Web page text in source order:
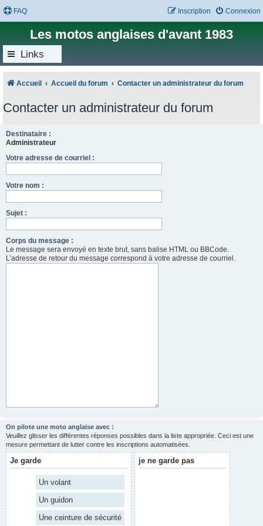
FAQ Connexion
Inscription
Les motos anglaises d'avant 1983
Links
Accueil Accueil du forum Contacter un administrateur du forum
Contacter un administrateur du forum
Destinataire :
Administrateur
Votre adresse de courriel :
Votre nom :
Sujet :
Corps du message :
Le message sera envoyé en texte brut, sans balise HTML ou BBCode.
L’adresse de retour du message correspond à votre adresse de courriel.
On pilote une moto anglaise avec :
Veuillez glisser les différentes réponses possibles dans la liste appropriée. Ceci est une
mesure permettant de lutter contre les inscriptions automatisées.
Je garde
Un volant
Un guidon
Une ceinture de sécurité
je ne garde pas